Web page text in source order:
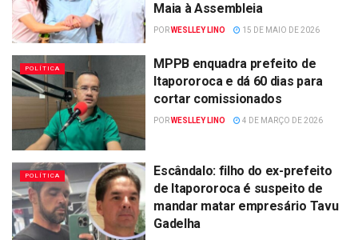
Maia à Assembleia
PORWESLLEY LINO 15 DE MAIO DE 2026
POLÍTICA
MPPB enquadra prefeito de
Itapororoca e dá 60 dias para
cortar comissionados
PORWESLLEY LINO 4 DE MARÇO DE 2026
POLÍTICA
Escândalo: filho do ex-prefeito
de Itapororoca é suspeito de
mandar matar empresário Tavu
Gadelha